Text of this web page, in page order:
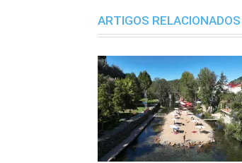
ARTIGOS RELACIONADOS